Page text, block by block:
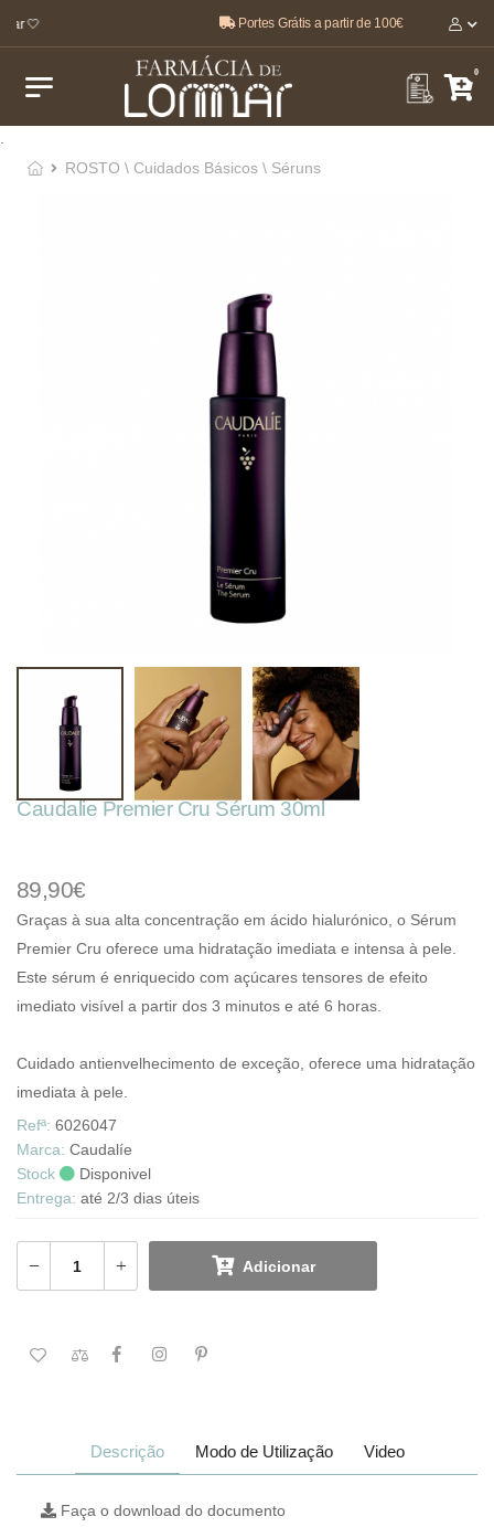
🤍 Portes Grátis a partir de 100€
0
ROSTO \ Cuidados Básicos \ Séruns
Descrição Modo de Utilização Video
Faça o download do documento
Caudalie Premier Cru Sérum 30ml
89,90€
Graças à sua alta concentração em ácido hialurónico, o Sérum
Premier Cru oferece uma hidratação imediata e intensa à pele.
Este sérum é enriquecido com açúcares tensores de efeito
imediato visível a partir dos 3 minutos e até 6 horas.
Cuidado antienvelhecimento de exceção, oferece uma hidratação
imediata à pele.
Refª: 6026047
Marca: Caudalíe
Stock
Disponivel
Entrega: até 2/3 dias úteis
Adicionar